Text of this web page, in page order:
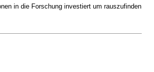
in die Forschung investiert um rauszufinden